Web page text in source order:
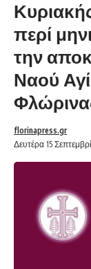
περί
την
Ναού
Δευτέρα 15
florinapress.gr